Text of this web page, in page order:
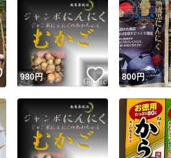
ユー
Yahoo!フリマが定めた一定の基準を満
安心取引出品者
安心取引出品者 Yahoo!フリ
この商品
いいね！
980円 いいね！
800円